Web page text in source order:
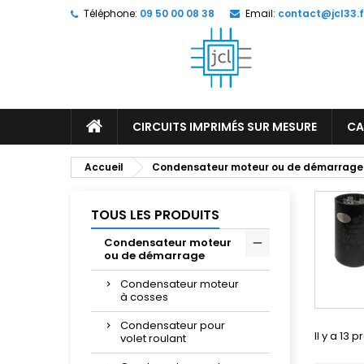
Téléphone: 09 50 00 08 38 Email:
CIRCUITS IMPRIMÉS SUR MESURE
Accueil Condensateur moteur ou de démarrage
TOUS LES PRODUITS
Condensateur moteur
ou de démarrage
Condensateur moteur
à cosses
Condensateur pour
volet roulant
Il y a 13